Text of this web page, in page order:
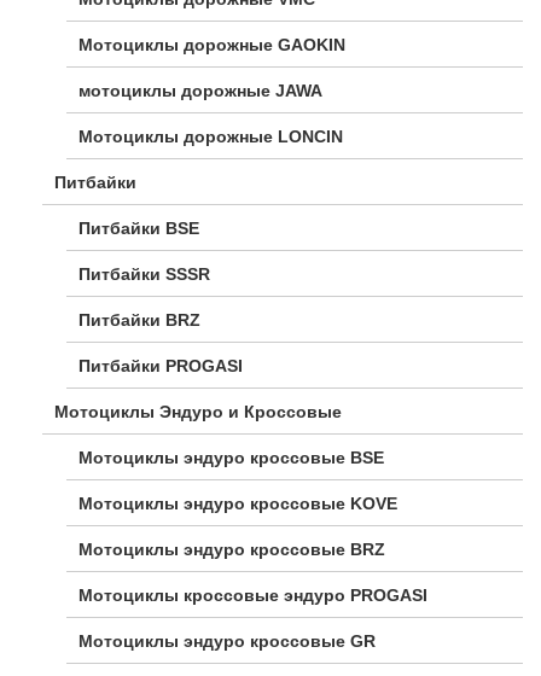
Мотоциклы дорожные GAOKIN
мотоциклы дорожные JAWA
Мотоциклы дорожные LONCIN
Питбайки
Питбайки BSE
Питбайки SSSR
Питбайки BRZ
Питбайки PROGASI
Мотоциклы Эндуро и Кроссовые
Мотоциклы эндуро кроссовые BSE
Мотоциклы эндуро кроссовые KOVE
Мотоциклы эндуро кроссовые BRZ
Мотоциклы кроссовые эндуро PROGASI
Мотоциклы эндуро кроссовые GR